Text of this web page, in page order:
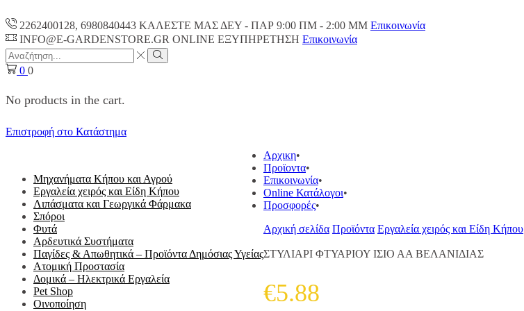
2262400128, 6980840443 ΚΑΛΕΣΤΕ ΜΑΣ ΔΕΥ - ΠΑΡ 9:00 ΠM - 2:00 ΜΜ Επικοινωνία
INFO@E-GARDENSTORE.GR ONLINE ΕΞΥΠΗΡΕΤΗΣH Επικοινωνία
Search
input
Search
0 0
No products in the cart.
Επιστροφή στο Κατάστημα
Μηχανήματα Κήπου και Αγρού
Εργαλεία χειρός και Είδη Κήπου
Λιπάσματα και Γεωργικά Φάρμακα
Σπόροι
Φυτά
Αρδευτικά Συστήματα
Παγίδες & Απωθητικά – Προϊόντα Δημόσιας Υγείας
Ατομική Προστασία
Δομικά – Ηλεκτρικά Εργαλεία
Pet Shop
Οινοποίηση
Αρχικη
Προϊοντα
Επικοινωνία
Online Κατάλογοι
Προσφορές
Αρχική σελίδα Προϊόντα Εργαλεία χειρός και Είδη Κήπου
ΣΤΥΛΙΑΡΙ ΦΤΥΑΡΙΟΥ ΙΣΙΟ ΑΑ ΒΕΛΑΝΙΔΙΑΣ
€5.88